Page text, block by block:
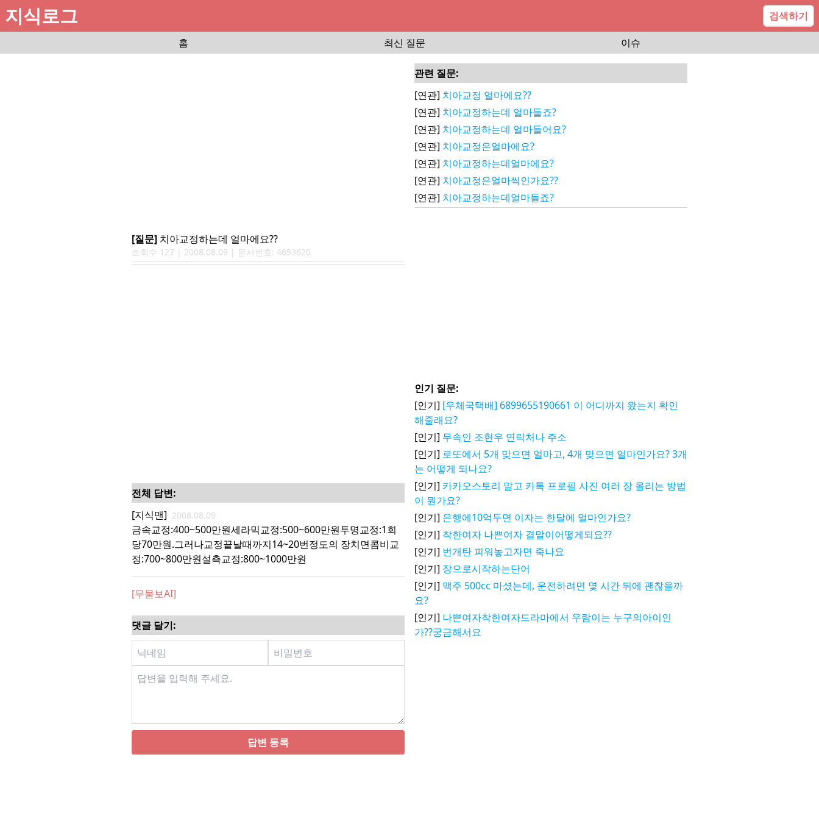
지식로그
검색하기
홈
최신 질문 이슈
[질문] 치아교정하는데 얼마에요??
조회수 127 | 2008.08.09 | 문서번호: 4653620
전체 답변:
[지식맨] 2008.08.09
금속교정:400~500만원세라믹교정:500~600만원투명교정:1회
당70만원.그러나교정끝날때까지14~20번정도의 장치면콤비교
정:700~800만원설측교정:800~1000만원
[무물보AI]
댓글 달기:
답변 등록
관련 질문:
[연관] 치아교정 얼마에요??
[연관] 치아교정하는데 얼마들죠?
[연관] 치아교정하는데 얼마들어요?
[연관] 치아교정은얼마에요?
[연관] 치아교정하는데얼마에요?
[연관] 치아교정은얼마씩인가요??
[연관] 치아교정하는데얼마들죠?
인기 질문:
[인기] [우체국택배] 6899655190661 이 어디까지 왔는지 확인
해줄래요?
[인기] 무속인 조현우 연락처나 주소
[인기] 로또에서 5개 맞으면 얼마고, 4개 맞으면 얼마인가요? 3개
는 어떻게 되나요?
[인기] 카카오스토리 말고 카톡 프로필 사진 여러 장 올리는 방법
이 뭔가요?
[인기] 은행에10억두면 이자는 한달에 얼마인가요?
[인기] 착한여자 나쁜여자 결말이어떻게되요??
[인기] 번개탄 피워놓고자면 죽나요
[인기] 장으로시작하는단어
[인기] 맥주 500cc 마셨는데, 운전하려면 몇 시간 뒤에 괜찮을까
요?
[인기] 나쁜여자착한여자드라마에서 우람이는 누구의아이인
가??궁금해서요